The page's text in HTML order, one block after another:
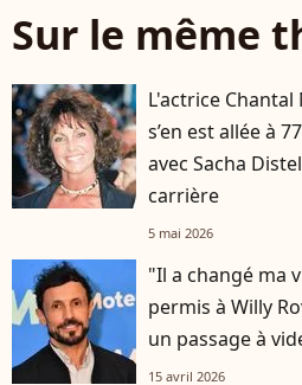
Sur le même
L'actrice
s’en est allée à
avec Sacha
carrière
5 mai 2026
"Il a changé ma
permis à Willy
un passage à
15 avril 2026